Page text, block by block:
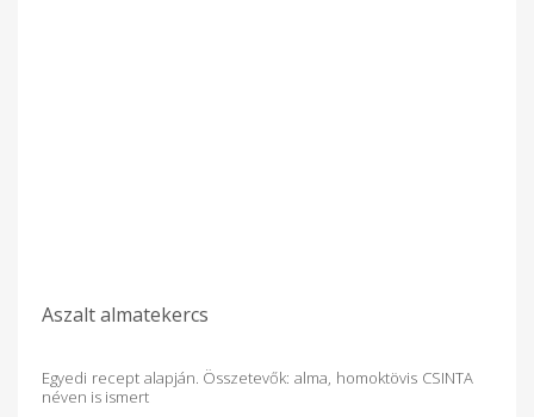
Aszalt almatekercs
Egyedi recept alapján. Összetevők: alma, homoktövis CSINTA
néven is ismert